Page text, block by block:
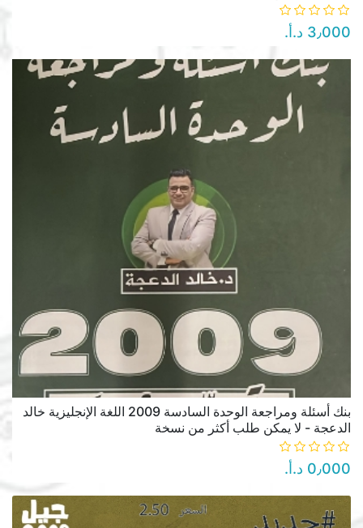
3٫000 د.أ.‏
بنك أسئلة ومراجعة الوحدة السادسة 2009 اللغة الإنجليزية خالد
الدعجة - لا يمكن طلب أكثر من نسخة
0٫000 د.أ.‏